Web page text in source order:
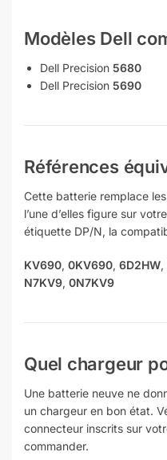
Modèles Dell
Dell Precision 5680
Dell Precision 5690
Références
Cette batterie remplace
l’une d’elles figure sur
étiquette DP/N, la
KV690, 0KV690, 6D2HW,
N7KV9, 0N7KV9
Quel chargeur
Une batterie neuve ne
un chargeur en bon état.
connecteur inscrits sur
commander.